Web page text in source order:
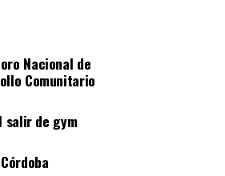
Nacional de
Comunitario
salir de gym